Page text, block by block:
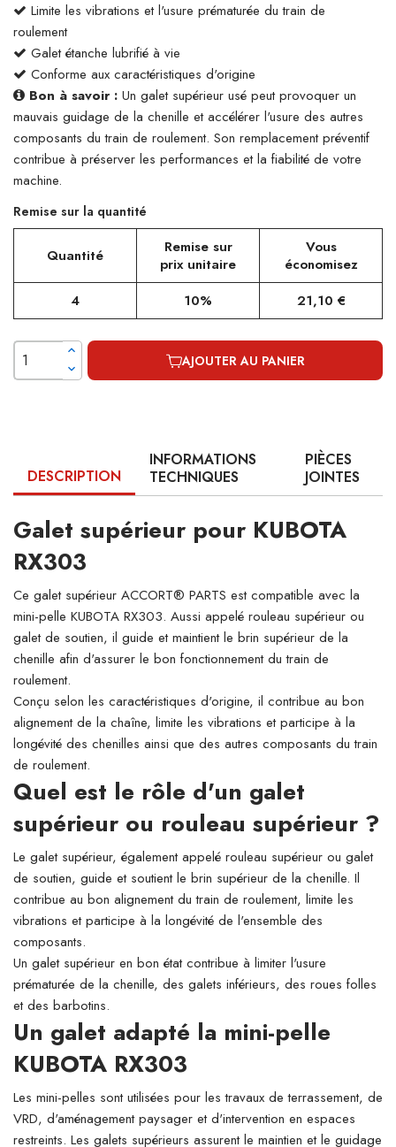
Limite les vibrations et l'usure prématurée du train de
roulement
Galet étanche lubrifié à vie
Conforme aux caractéristiques d'origine
Bon à savoir : Un galet supérieur usé peut provoquer un
mauvais guidage de la chenille et accélérer l'usure des autres
composants du train de roulement. Son remplacement préventif
contribue à préserver les performances et la fiabilité de votre
machine.
Remise sur la quantité
Quantité
Remise sur
prix unitaire
Vous
économisez
4
10% 21,10 €
AJOUTER AU PANIER
DESCRIPTION
INFORMATIONS
TECHNIQUES
PIÈCES
JOINTES
Galet supérieur pour KUBOTA
RX303
Ce galet supérieur ACCORT® PARTS est compatible avec la
mini-pelle KUBOTA RX303. Aussi appelé rouleau supérieur ou
galet de soutien, il guide et maintient le brin supérieur de la
chenille afin d'assurer le bon fonctionnement du train de
roulement.
Conçu selon les caractéristiques d'origine, il contribue au bon
alignement de la chaîne, limite les vibrations et participe à la
longévité des chenilles ainsi que des autres composants du train
de roulement.
Quel est le rôle d'un galet
supérieur ou rouleau supérieur ?
Le galet supérieur, également appelé rouleau supérieur ou galet
de soutien, guide et soutient le brin supérieur de la chenille. Il
contribue au bon alignement du train de roulement, limite les
vibrations et participe à la longévité de l'ensemble des
composants.
Un galet supérieur en bon état contribue à limiter l'usure
prématurée de la chenille, des galets inférieurs, des roues folles
et des barbotins.
Un galet adapté la mini-pelle
KUBOTA RX303
Les mini-pelles sont utilisées pour les travaux de terrassement, de
VRD, d'aménagement paysager et d'intervention en espaces
restreints. Les galets supérieurs assurent le maintien et le guidage